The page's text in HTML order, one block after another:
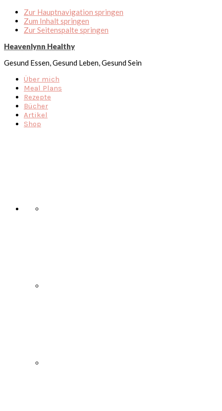
Zur Hauptnavigation springen
Zum Inhalt springen
Zur Seitenspalte springen
Heavenlynn Healthy
Gesund Essen, Gesund Leben, Gesund Sein
Über mich
Meal Plans
Rezepte
Bücher
Artikel
Shop